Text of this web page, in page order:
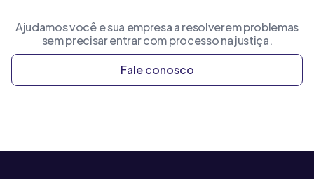
Ajudamos você e sua empresa a resolverem problemas
sem precisar entrar com processo na justiça.
Fale conosco